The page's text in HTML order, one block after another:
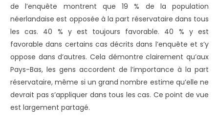
de l’enquête montrent que 19 % de la population
néerlandaise est opposée à la part réservataire dans tous
les cas. 40 % y est toujours favorable. 40 % y est
favorable dans certains cas décrits dans l’enquête et s’y
oppose dans d’autres. Cela démontre clairement qu’aux
Pays-Bas, les gens accordent de l’importance à la part
réservataire, même si un grand nombre estime qu’elle ne
devrait pas s’appliquer dans tous les cas. Ce point de vue
est largement partagé.